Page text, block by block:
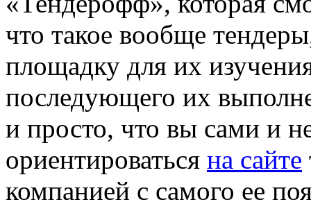
что такое вообще
площадку для их
последующего их
и просто, что вы сами и
ориентироваться на сайте
компанией с самого ее